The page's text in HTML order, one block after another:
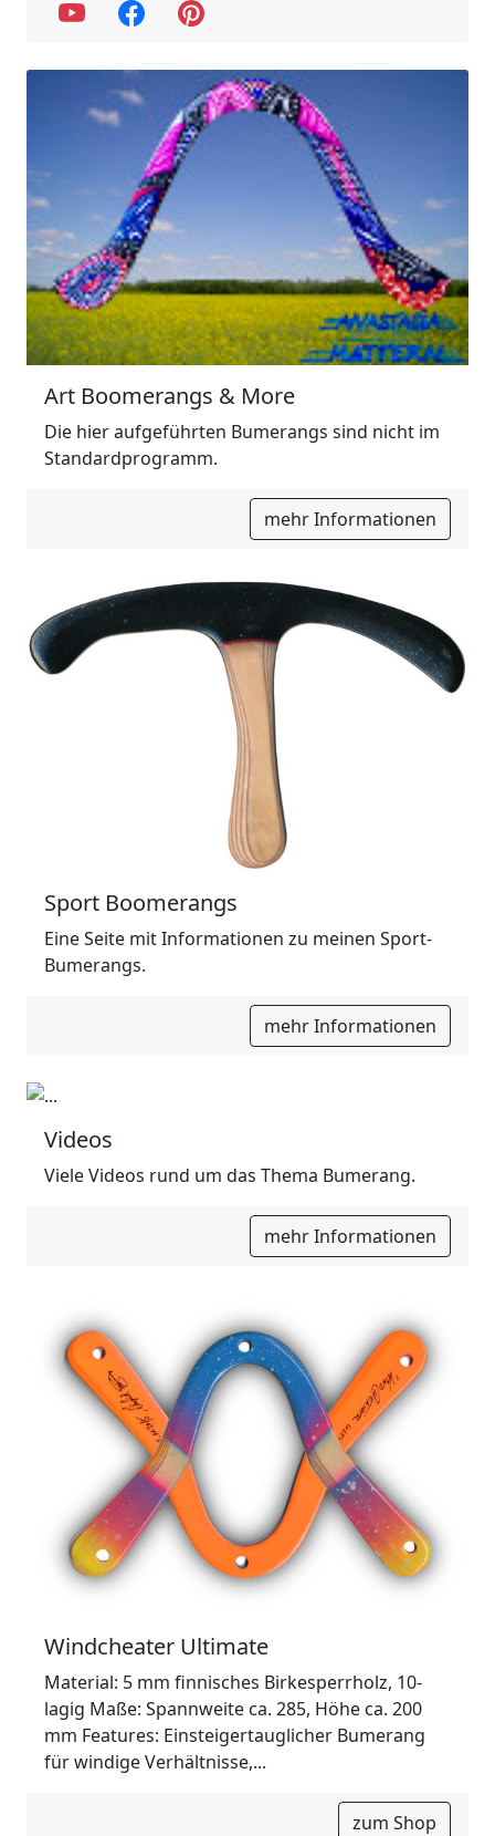
Art Boomerangs & More
Die hier aufgeführten Bumerangs sind nicht im
Standardprogramm.
mehr Informationen
Sport Boomerangs
Eine Seite mit Informationen zu meinen Sport-
Bumerangs.
mehr Informationen
Videos
Viele Videos rund um das Thema Bumerang.
mehr Informationen
Windcheater Ultimate
Material: 5 mm finnisches Birkesperrholz, 10-
lagig Maße: Spannweite ca. 285, Höhe ca. 200
mm Features: Einsteigertauglicher Bumerang
für windige Verhältnisse,...
zum Shop